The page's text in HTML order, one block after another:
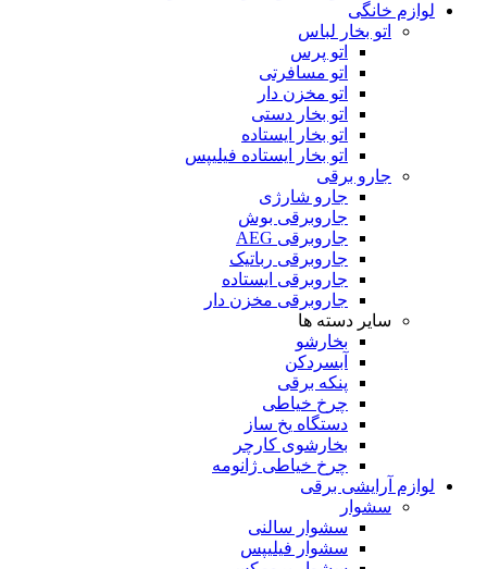
لوازم خانگی
اتو بخار لباس
اتو پرس
اتو مسافرتی
اتو مخزن دار
اتو بخار دستی
اتو بخار ایستاده
اتو بخار ایستاده فیلیپس
جارو برقی
جارو شارژی
جاروبرقی بوش
جاروبرقی AEG
جاروبرقی رباتیک
جاروبرقی ایستاده
جاروبرقی مخزن دار
سایر دسته ها
بخارشو
آبسردکن
پنکه برقی
چرخ خیاطی
دستگاه یخ ساز
بخارشوی کارچر
چرخ خیاطی ژانومه
لوازم آرایشی برقی
سشوار
سشوار سالنی
سشوار فیلیپس